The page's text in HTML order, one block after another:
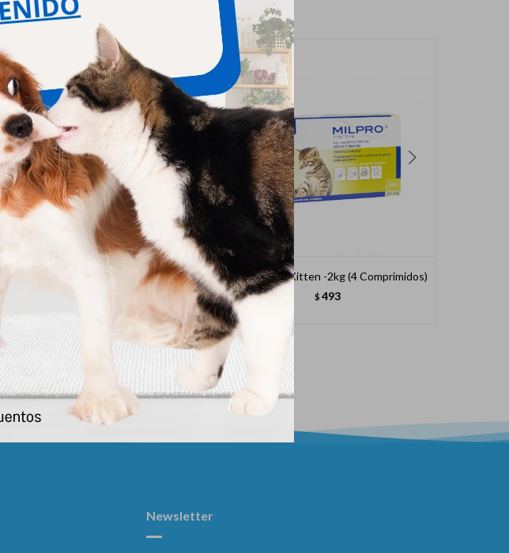
Milpro Perro 0.5 A 10kg (4 Comprimidos) Milpro Gato Kitten -2kg (4 Comprimidos)
$ 493
Newsletter